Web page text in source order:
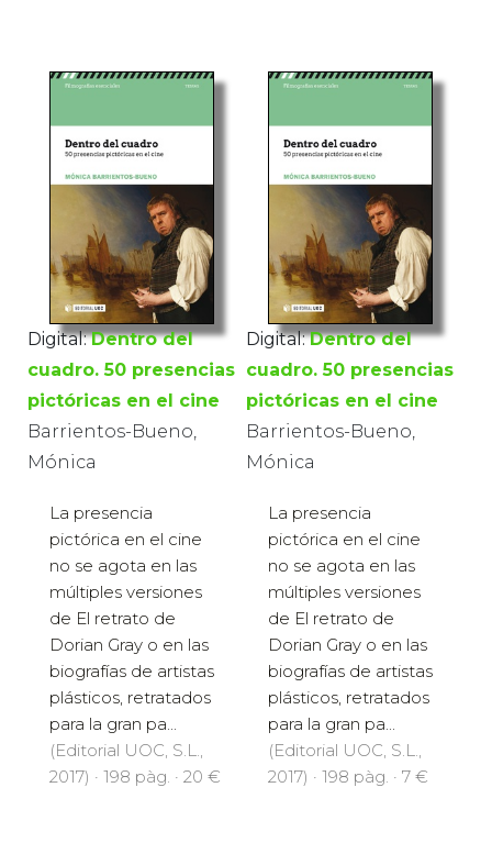
Digital: Dentro del
cuadro. 50 presencias
pictóricas en el cine
Barrientos-Bueno,
Mónica
La presencia
pictórica en el cine
no se agota en las
múltiples versiones
de El retrato de
Dorian Gray o en las
biografías de artistas
plásticos, retratados
para la gran pa...
(Editorial UOC, S.L.,
2017) · 198 pàg. · 20 €
Digital: Dentro del
cuadro. 50 presencias
pictóricas en el cine
Barrientos-Bueno,
Mónica
La presencia
pictórica en el cine
no se agota en las
múltiples versiones
de El retrato de
Dorian Gray o en las
biografías de artistas
plásticos, retratados
para la gran pa...
(Editorial UOC, S.L.,
2017) · 198 pàg. · 7 €